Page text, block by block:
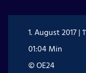
1. August 2017 |
01:04 Min
© OE24